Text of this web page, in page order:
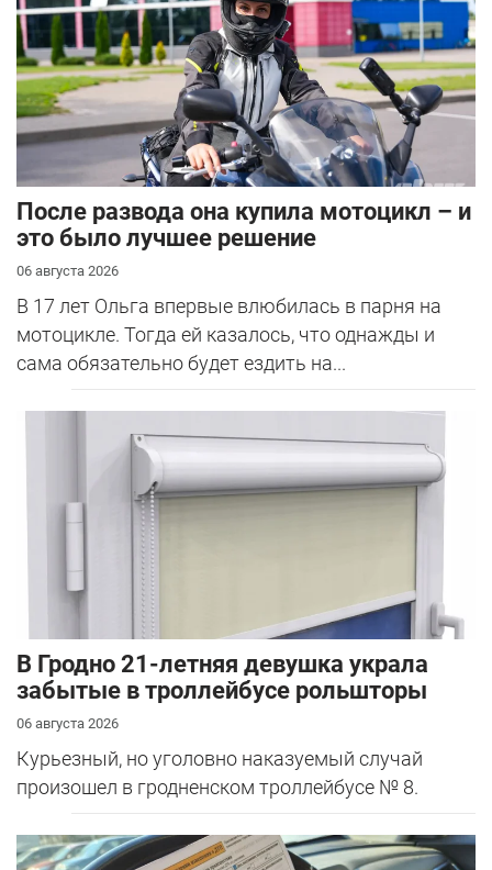
После развода она купила мотоцикл – и
это было лучшее решение
06 августа 2026
В 17 лет Ольга впервые влюбилась в парня на
мотоцикле. Тогда ей казалось, что однажды и
сама обязательно будет ездить на...
В Гродно 21-летняя девушка украла
забытые в троллейбусе рольшторы
06 августа 2026
Курьезный, но уголовно наказуемый случай
произошел в гродненском троллейбусе № 8.